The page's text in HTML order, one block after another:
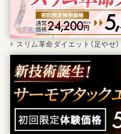
スリム革命ダイエット（足やせ）